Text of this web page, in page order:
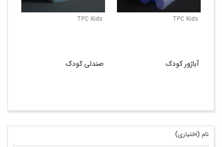
TPC Kids
صندلی کودک
TPC Kids
آباژور کودک
نام (اختیاری)